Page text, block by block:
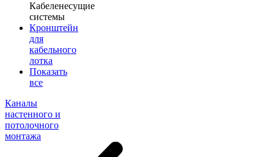
Кабеленесущие
системы
Кронштейн
для
кабельного
лотка
Показать
все
Каналы
настенного и
потолочного
монтажа